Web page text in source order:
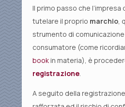
Il primo passo che
tutelare il proprio marchio,
strumento di
consumatore (come
bookin materia), è
registrazione.
A seguito della